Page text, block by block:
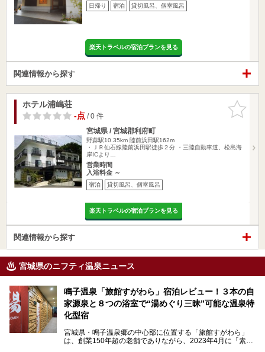
日帰り 宿泊 貸切風呂、個室風呂
楽天トラベルの宿泊プランを見る
関連情報から探す
お気に入
りに追加
ホテル浦嶋荘
-点/ 0 件
宮城県 / 宮城郡利府町
野蒜駅10.35km 陸前浜田駅162m
・ＪＲ仙石線陸前浜田駅徒歩２分 ・三陸自動車道、松島海
岸ICより…
営業時間
入浴料金 ～
宿泊 貸切風呂、個室風呂
楽天トラベルの宿泊プランを見る
関連情報から探す
宮城県のニフティ温泉ニュース
鳴子温泉「旅館すがわら」宿泊レビュー！３本の自
家源泉と８つの浴室で“湯めぐり三昧”可能な温泉特
化型宿
宮城県・鳴子温泉郷の中心部に位置する「旅館すがわら」
は、創業150年超の老舗でありながら、2023年4月に「素泊